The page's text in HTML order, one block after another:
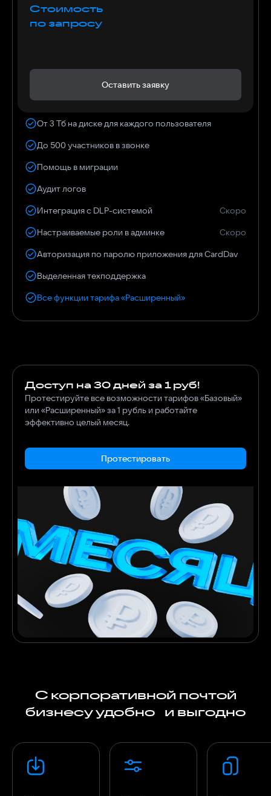
Стоимость
по запросу
Оставить заявку
От 3 Тб на диске для каждого пользователя
До 500 участников в звонке
Помощь в миграции
Аудит логов
Интеграция с DLP-системой
Скоро
Настраиваемые роли в админке
Скоро
Авторизация по паролю приложения для CardDav
Выделенная техподдержка
Все функции тарифа «Расширенный»
Доступ на 30 дней за 1 руб!
Протестируйте все возможности тарифов «Базовый»
или «Расширенный» за 1 рубль и работайте
эффективно целый месяц.
Протестировать
С корпоративной почтой
бизнесу удобно и выгодно